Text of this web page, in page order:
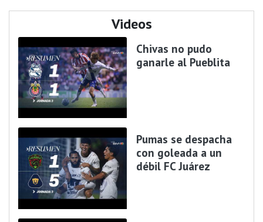
Videos
Chivas no pudo
ganarle al Pueblita
Pumas se despacha
con goleada a un
débil FC Juárez